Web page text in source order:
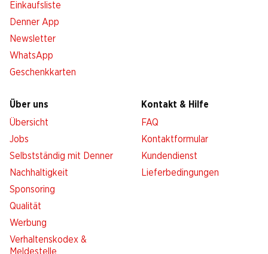
Einkaufsliste
Denner App
Newsletter
WhatsApp
Geschenkkarten
Über uns
Übersicht
Jobs
Selbstständig mit Denner
Nachhaltigkeit
Sponsoring
Qualität
Werbung
Verhaltenskodex &
Meldestelle
Kontakt & Hilfe
FAQ
Kontaktformular
Kundendienst
Lieferbedingungen